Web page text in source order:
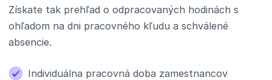
Získate tak prehľad o odpracovaných hodinách s
ohľadom na dni pracovného kľudu a schválené
absencie.
Individuálna pracovná doba zamestnancov